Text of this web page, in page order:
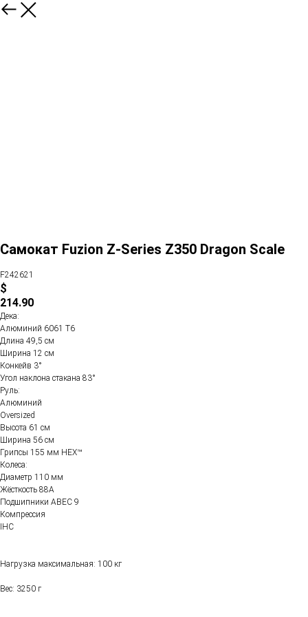
Самокат Fuzion Z-Series Z350 Dragon Scale
F242621
$
214.90
Дека:
Алюминий 6061 Т6
Длина 49,5 см
Ширина 12 см
Конкейв 3°
Угол наклона стакана 83°
Руль:
Алюминий
Oversized
Высота 61 см
Ширина 56 см
Грипсы 155 мм HEX™
Колеса:
Диаметр 110 мм
Жёсткость 88А
Подшипники ABEC 9
Компрессия
IHC
Нагрузка максимальная: 100 кг
Вес: 3250 г